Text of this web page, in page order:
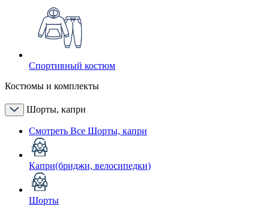
Спортивный костюм
Костюмы и комплекты
Шорты, капри
Смотреть Все Шорты, капри
Капри(бриджи, велосипедки)
Шорты